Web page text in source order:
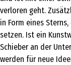
verloren geht.
in Form eines
setzen. Ist ein
Schieber an der
werden für neue